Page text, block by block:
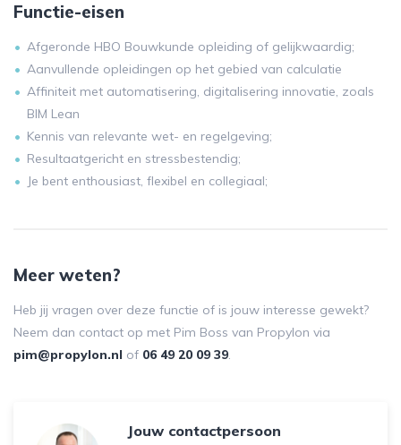
Functie-eisen
Afgeronde HBO Bouwkunde opleiding of gelijkwaardig;
Aanvullende opleidingen op het gebied van calculatie
Affiniteit met automatisering, digitalisering innovatie, zoals
BIM Lean
Kennis van relevante wet- en regelgeving;
Resultaatgericht en stressbestendig;
Je bent enthousiast, flexibel en collegiaal;
Meer weten?
Heb jij vragen over deze functie of is jouw interesse gewekt?
Neem dan contact op met Pim Boss van Propylon via
pim@propylon.nl of 06 49 20 09 39.
Jouw contactpersoon